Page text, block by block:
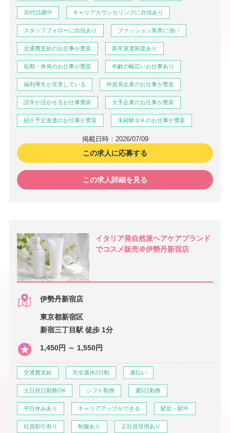
30代活躍中 キャリアカウンセリングに自信あり
スタッフフォローに自信あり ファッション業界に強い
交通費支給のお仕事が豊富 新卒派遣制度あり
短期・単発のお仕事が豊富 年齢の幅広いお仕事あり
福利厚生が充実している 外資系企業のお仕事が豊富
語学が活かせるお仕事豊富 大手企業のお仕事が豊富
紹介予定派遣のお仕事が豊富 未経験ＯＫのお仕事が豊富
掲載日時：2026/07/09
この求人に応募する
この求人詳細を見る
イタリア発自然派ヘアケアブランド
でコスメ販売＠伊勢丹新宿店
伊勢丹新宿店
東京都新宿区
新宿三丁目駅 徒歩 1分
1,450円 ～ 1,550円
交通費支給 完全週休2日制 週払い
土日祝日勤務OK シフト勤務 週5日勤務
平日休みあり キャリアアップができる 駅近・駅中
社員割引有り 制服あり 正社員登用あり